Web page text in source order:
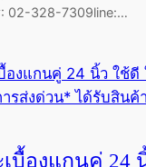
02-328-7309line:…
บื้องแกนคู่ 24